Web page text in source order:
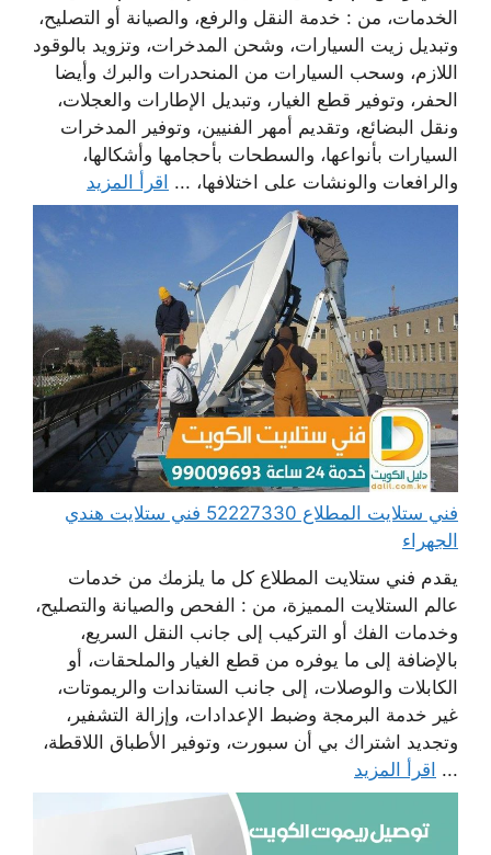
الخدمات، من : خدمة النقل والرفع، والصيانة أو التصليح،
وتبديل زيت السيارات، وشحن المدخرات، وتزويد بالوقود
اللازم، وسحب السيارات من المنحدرات والبرك وأيضا
الحفر، وتوفير قطع الغيار، وتبديل الإطارات والعجلات،
ونقل البضائع، وتقديم أمهر الفنيين، وتوفير المدخرات
السيارات بأنواعها، والسطحات بأحجامها وأشكالها،
والرافعات والونشات على اختلافها، ... اقرأ المزيد
فني ستلايت المطلاع 52227330 فني ستلايت هندي
الجهراء
يقدم فني ستلايت المطلاع كل ما يلزمك من خدمات
عالم الستلايت المميزة، من : الفحص والصيانة والتصليح،
وخدمات الفك أو التركيب إلى جانب النقل السريع،
بالإضافة إلى ما يوفره من قطع الغيار والملحقات، أو
الكابلات والوصلات، إلى جانب الستاندات والريموتات،
غير خدمة البرمجة وضبط الإعدادات، وإزالة التشفير،
وتجديد اشتراك بي أن سبورت، وتوفير الأطباق اللاقطة،
... اقرأ المزيد